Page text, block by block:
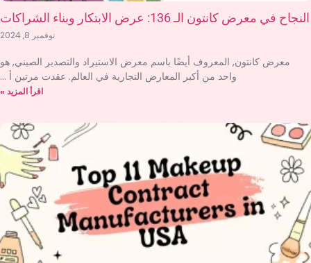
النجاح في معرض كانتون الـ 136: عرض الابتكار وبناء الشراكات
نوفمبر 8, 2024
معرض كانتون, المعروف أيضًا باسم معرض الاستيراد والتصدير الصيني, هو
واحد من أكبر المعارض التجارية في العالم. عقدت مرتين أ
اقرأ المزيد »